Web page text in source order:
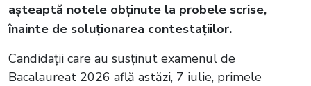
așteaptă notele obținute la probele scrise,
înainte de soluționarea contestațiilor.
Candidații care au susținut examenul de
Bacalaureat 2026 află astăzi, 7 iulie, primele